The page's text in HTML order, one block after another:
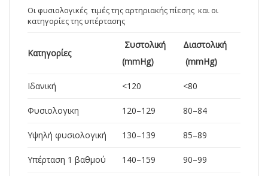
Οι φυσιολογικές τιμές της αρτηριακής πίεσης και οι
κατηγορίες της υπέρτασης
Κατηγορίες
Συστολική
(mmHg)
Διαστολική
(mmHg)
Ιδανική <120 <80
Φυσιολογικη 120–129 80–84
Υψηλή φυσιολογική 130–139 85–89
Υπέρταση 1 βαθμού 140–159 90–99